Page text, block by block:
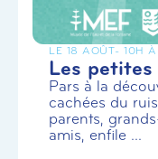
LE 18 AOÛT- 10H À
Les
Pars à la
cachées du
parents,
amis, enfile ...